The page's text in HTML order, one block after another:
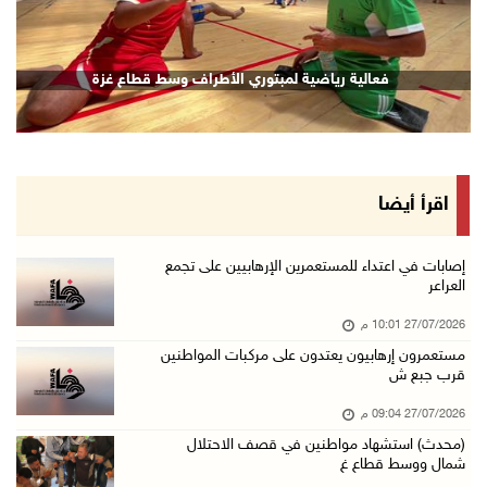
فعالية رياضية لمبتوري الأطراف وسط قطاع غزة
اقرأ أيضا
إصابات في اعتداء للمستعمرين الإرهابيين على تجمع
العراعر
27/07/2026 10:01 م
مستعمرون إرهابيون يعتدون على مركبات المواطنين
قرب جبع ش
27/07/2026 09:04 م
(محدث) استشهاد مواطنين في قصف الاحتلال
شمال ووسط قطاع غ